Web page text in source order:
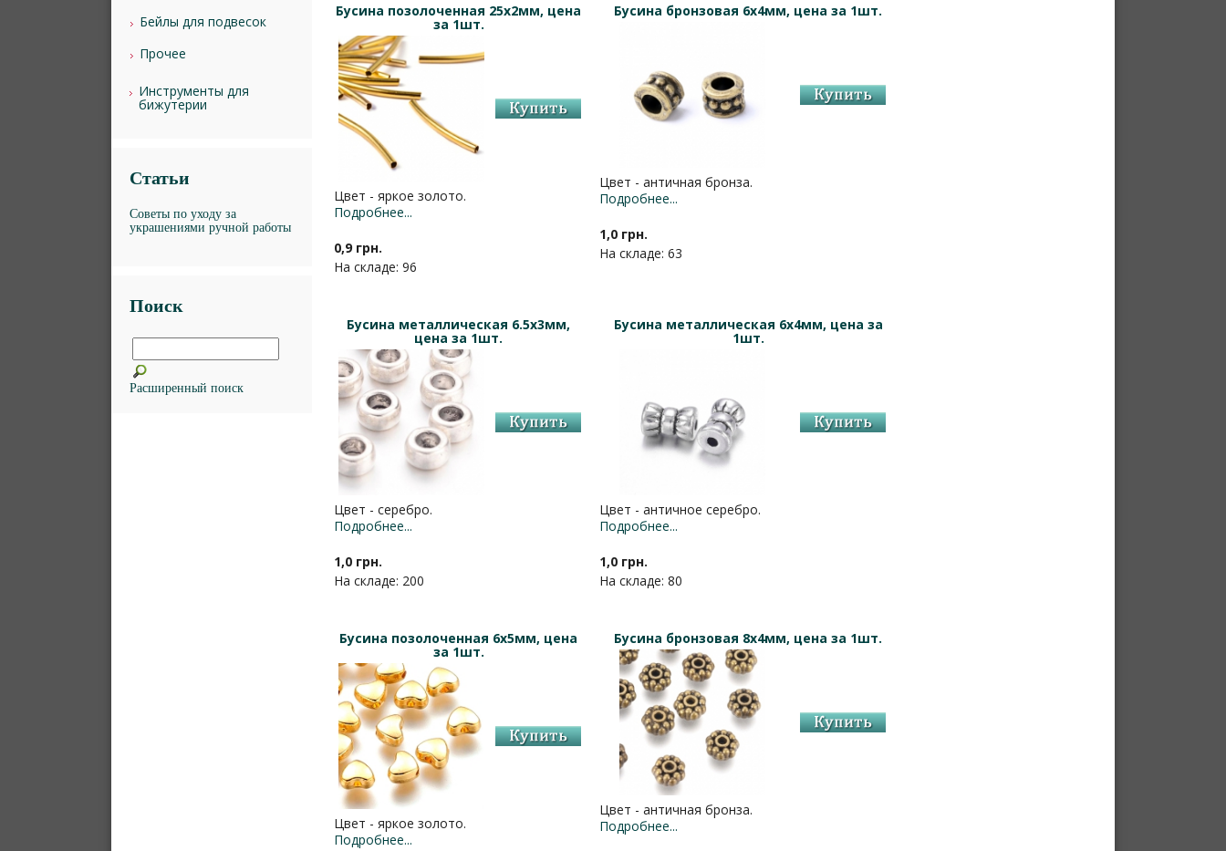
Бейлы для подвесок
Прочее
Инструменты для
бижутерии
Статьи
Советы по уходу за
украшениями ручной работы
Поиск
Расширенный поиск
Бусина позолоченная 25х2мм, цена
за 1шт.
Цвет - яркое золото.
Подробнее...
0,9 грн.
На складе: 96
Бусина бронзовая 6х4мм, цена за 1шт.
Цвет - античная бронза.
Подробнее...
1,0 грн.
На складе: 63
Бусина металлическая 6.5х3мм,
цена за 1шт.
Цвет - серебро.
Подробнее...
1,0 грн.
На складе: 200
Бусина металлическая 6х4мм, цена за
1шт.
Цвет - античное серебро.
Подробнее...
1,0 грн.
На складе: 80
Бусина позолоченная 6х5мм, цена
за 1шт.
Цвет - яркое золото.
Подробнее...
Бусина бронзовая 8х4мм, цена за 1шт.
Цвет - античная бронза.
Подробнее...